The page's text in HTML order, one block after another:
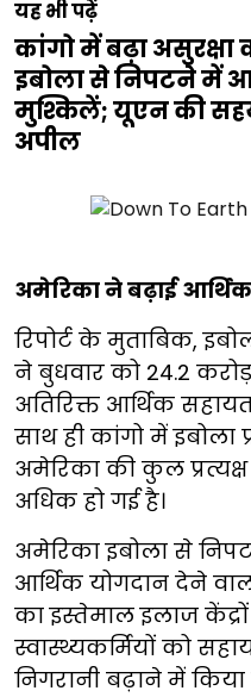
यह भी पढ़ें
कांगो में बढ़ा असुरक्षा
इबोला से निपटने में आ
मुश्किलें; यूएन की
अपील
अमेरिका ने बढ़ाई
रिपोर्ट के मुताबिक,
ने बुधवार को 24.2
अतिरिक्त आर्थिक
साथ ही कांगो में इबोला
अमेरिका की कुल
अधिक हो गई है।
अमेरिका इबोला से
आर्थिक योगदान देने
का इस्तेमाल इलाज
स्वास्थ्यकर्मियों को
निगरानी बढ़ाने में किया